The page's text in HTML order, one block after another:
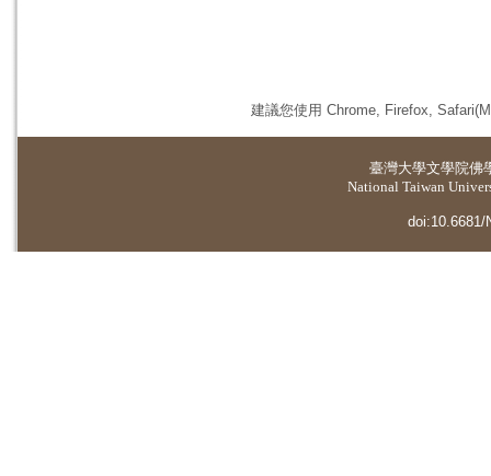
建議您使用 Chrome, Firefox,
臺灣大學文學院佛
National Taiwan
doi:10.6681/